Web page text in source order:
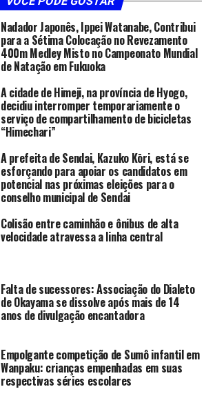
Nadador Japonês, Ippei Watanabe, Contribui
para a Sétima Colocação no Revezamento
400m Medley Misto no Campeonato Mundial
de Natação em Fukuoka
A cidade de Himeji, na província de Hyogo,
decidiu interromper temporariamente o
serviço de compartilhamento de bicicletas
“Himechari”
A prefeita de Sendai, Kazuko Kōri, está se
esforçando para apoiar os candidatos em
potencial nas próximas eleições para o
conselho municipal de Sendai
Colisão entre caminhão e ônibus de alta
velocidade atravessa a linha central
Falta de sucessores: Associação do Dialeto
de Okayama se dissolve após mais de 14
anos de divulgação encantadora
Empolgante competição de Sumô infantil em
Wanpaku: crianças empenhadas em suas
respectivas séries escolares